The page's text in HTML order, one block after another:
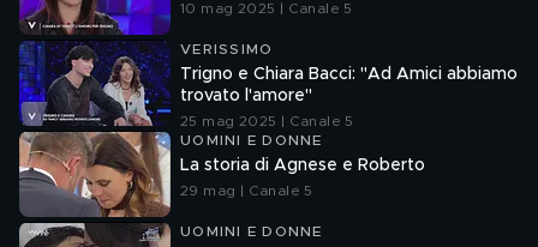
10 mag 2025 | Canale 5
VERISSIMO
Trigno e Chiara Bacci: "Ad Amici abbiamo
trovato l'amore"
25 mag 2025 | Canale 5
UOMINI E DONNE
La storia di Agnese e Roberto
29 mag | Canale 5
UOMINI E DONNE